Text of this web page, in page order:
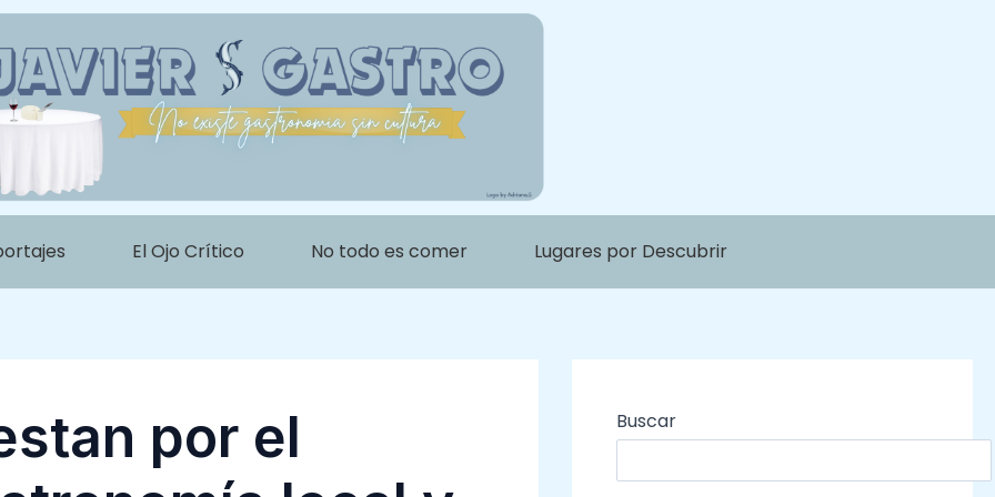
El Ojo Crítico No todo es comer Lugares por Descubrir
por el
Buscar